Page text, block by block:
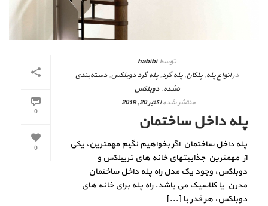
0
0
توسط habibi
درانواع پله,پلکان,پله گرد,پله گرد دوبلکس,دسته‌بندی
نشده,دوبلکس
منتشر شدهاکتبر 20, 2019
پله داخل ساختمان
پله داخل ساختمان اگر بخواهیم نگیم مهمترین، یکی
از مهمترین جذابیتهای خانه های تریبلکس و
دوبلکس، وجود یک مدل راه پله داخل ساختمان
مدرن یا کلاسیک می باشد. راه پله برای خانه های
دوبلکس، هر قدر با [...]